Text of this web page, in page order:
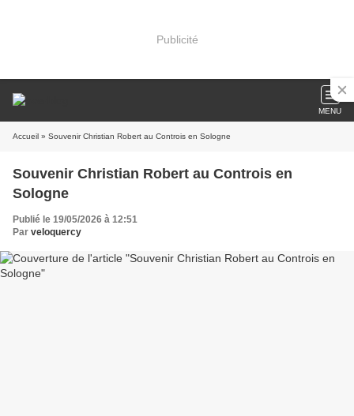
Publicité
MENU
Accueil » Souvenir Christian Robert au Controis en Sologne
Souvenir Christian Robert au Controis en
Sologne
Publié le 19/05/2026 à 12:51
Par veloquercy